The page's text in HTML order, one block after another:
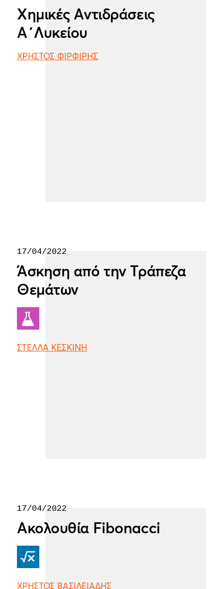
Χημικές Αντιδράσεις
Α΄Λυκείου
ΧΡΗΣΤΟΣ ΦΙΡΦΙΡΗΣ
17/04/2022
Άσκηση από την Τράπεζα
Θεμάτων
ΣΤΕΛΛΑ ΚΕΣΚΙΝΗ
17/04/2022
Ακολουθία Fibonacci
ΧΡΗΣΤΟΣ ΒΑΣΙΛΕΙΑΔΗΣ